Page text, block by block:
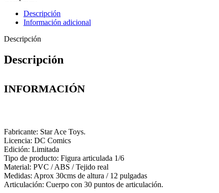
Descripción
Información adicional
Descripción
Descripción
INFORMACIÓN
Fabricante: Star Ace Toys.
Licencia: DC Comics
Edición: Limitada
Tipo de producto: Figura articulada 1/6
Material: PVC / ABS / Tejido real
Medidas: Aprox 30cms de altura / 12 pulgadas
Articulación: Cuerpo con 30 puntos de articulación.